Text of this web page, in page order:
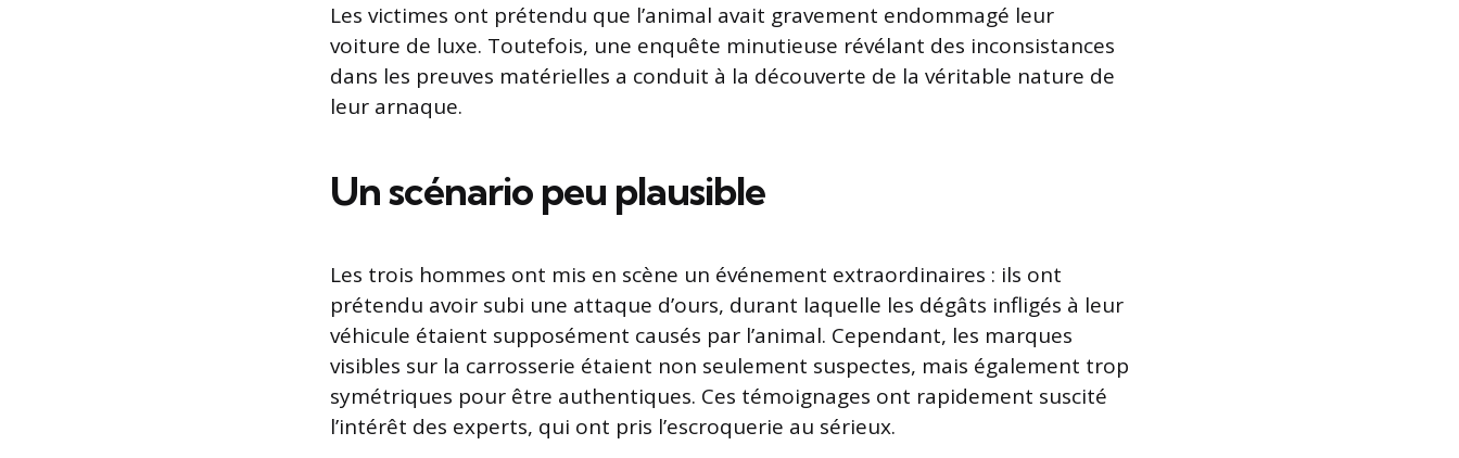
Les victimes ont prétendu que l’animal avait gravement endommagé leur
voiture de luxe. Toutefois, une enquête minutieuse révélant des inconsistances
dans les preuves matérielles a conduit à la découverte de la véritable nature de
leur arnaque.
Un scénario peu plausible
Les trois hommes ont mis en scène un événement extraordinaires : ils ont
prétendu avoir subi une attaque d’ours, durant laquelle les dégâts infligés à leur
véhicule étaient supposément causés par l’animal. Cependant, les marques
visibles sur la carrosserie étaient non seulement suspectes, mais également trop
symétriques pour être authentiques. Ces témoignages ont rapidement suscité
l’intérêt des experts, qui ont pris l’escroquerie au sérieux.